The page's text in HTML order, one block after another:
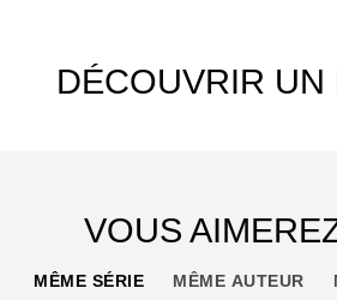
DÉCOUVRIR UN
VOUS
MÊME SÉRIE MÊME AUTEUR